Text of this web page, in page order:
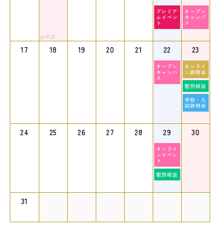
山の日
プレミア
ムイベン
ト
オープン
キャンパ
ス
17 18 19 20 21 22
オープン
キャンパ
ス
23
オンライ
ン説明会
個別相談
学校・入
試説明会
24 25 26 27 28 29
オンライ
ンイベン
ト
個別相談
30
31